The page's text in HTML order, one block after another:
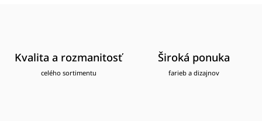
Kvalita a rozmanitosť
celého sortimentu
Široká ponuka
farieb a dizajnov